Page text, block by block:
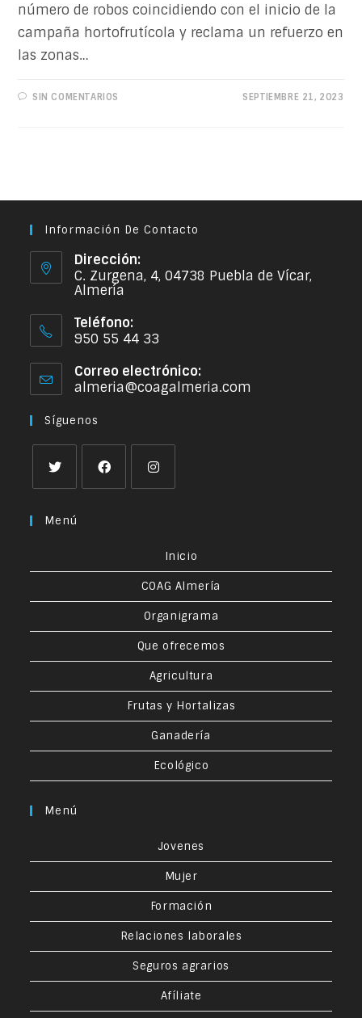
número de robos coincidiendo con el inicio de la
campaña hortofrutícola y reclama un refuerzo en
las zonas…
SIN COMENTARIOS SEPTIEMBRE 21, 2023
Información De Contacto
Dirección:
C. Zurgena, 4, 04738 Puebla de Vícar,
Almería
Teléfono:
950 55 44 33
Correo electrónico:
almeria@coagalmeria.com
Síguenos
Menú
Inicio
COAG Almería
Organigrama
Que ofrecemos
Agricultura
Frutas y Hortalizas
Ganadería
Ecológico
Menú
Jovenes
Mujer
Formación
Relaciones laborales
Seguros agrarios
Afíliate